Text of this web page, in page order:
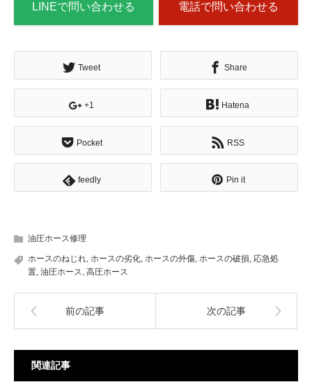
LINEで問い合わせる 電話で問い合わせる
Tweet Share
+1 Hatena
Pocket RSS
feedly Pin it
油圧ホース修理
ホースのねじれ ホースの劣化 ホースの外傷 ホースの破損 応急処
置 油圧ホース 高圧ホース
前の記事 次の記事
関連記事